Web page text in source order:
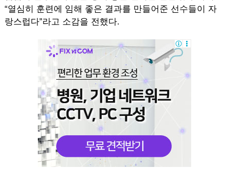
“열심히 훈련에 임해 좋은 결과를 만들어준 선수들이 자
랑스럽다”라고 소감을 전했다.